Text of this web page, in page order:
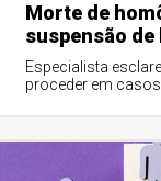
Morte de
suspensão
Especialista
proceder em